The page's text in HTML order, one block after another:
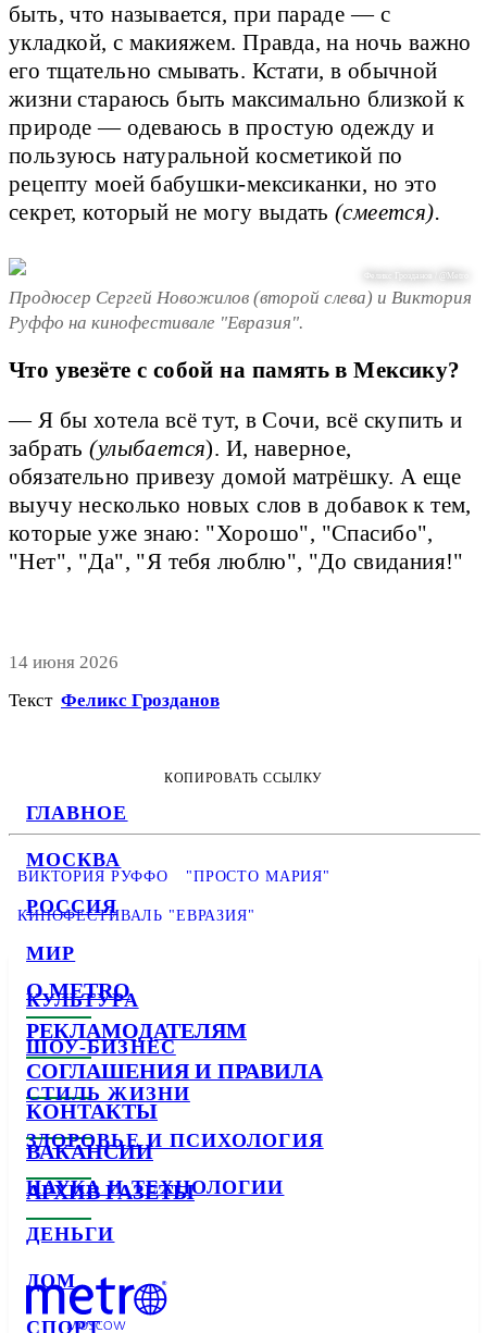
ГЛАВНОЕ
МОСКВА
РОССИЯ
МИР
КУЛЬТУРА
ШОУ-БИЗНЕС
СТИЛЬ ЖИЗНИ
ЗДОРОВЬЕ И ПСИХОЛОГИЯ
НАУКА И ТЕХНОЛОГИИ
ДЕНЬГИ
ДОМ
СПОРТ
быть, что называется, при параде — с
укладкой, с макияжем. Правда, на ночь важно
его тщательно смывать. Кстати, в обычной
жизни стараюсь быть максимально близкой к
природе — одеваюсь в простую одежду и
пользуюсь натуральной косметикой по
рецепту моей бабушки-мексиканки, но это
секрет, который не могу выдать (смеется).
Феликс Грозданов / @Metro
Продюсер Сергей Новожилов (второй слева) и Виктория
Руффо на кинофестивале "Евразия".
Что увезёте с собой на память в Мексику?
— Я бы хотела всё тут, в Сочи, всё скупить и
забрать(улыбается). И, наверное,
обязательно привезу домой матрёшку. А еще
выучу несколько новых слов в добавок к тем,
которые уже знаю: "Хорошо", "Спасибо",
"Нет", "Да", "Я тебя люблю", "До свидания!"
14 июня 2026
Текст Феликс Грозданов
КОПИРОВАТЬ ССЫЛКУ
ВИКТОРИЯ РУФФО "ПРОСТО МАРИЯ"
КИНОФЕСТИВАЛЬ "ЕВРАЗИЯ"
О METRO
РЕКЛАМОДАТЕЛЯМ
СОГЛАШЕНИЯ И ПРАВИЛА
КОНТАКТЫ
ВАКАНСИИ
АРХИВ ГАЗЕТЫ